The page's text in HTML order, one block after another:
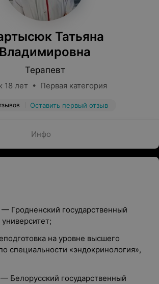
Татьяна
Владимировна
Терапевт
18 лет • Первая категория
Оставить первый отзыв
Инфо
— Гродненский государственный
на уровне высшего
специальности «эндокринология»,
— Белорусский государственный